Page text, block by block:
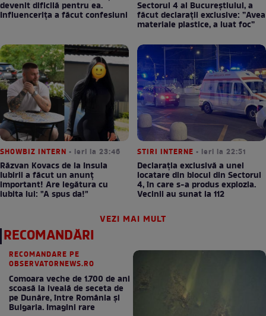
devenit dificilă pentru ea.
Influencerița a făcut confesiuni
Sectorul 4 al Bucureștiului, a
făcut declarații exclusive: ”Avea
materiale plastice, a luat foc”
SHOWBIZ INTERN • ieri la 23:46
Răzvan Kovacs de la Insula
Iubirii a făcut un anunț
important! Are legătura cu
iubita lui: "A spus da!"
STIRI INTERNE • ieri la 22:51
Declarația exclusivă a unei
locatare din blocul din Sectorul
4, în care s-a produs explozia.
Vecinii au sunat la 112
VEZI MAI MULT
RECOMANDĂRI
RECOMANDARE PE
OBSERVATORNEWS.RO
Comoara veche de 1.700 de ani
scoasă la iveală de seceta de
pe Dunăre, între România şi
Bulgaria. Imagini rare